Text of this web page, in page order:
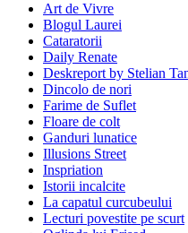
Art de Vivre
Blogul Laurei
Cataratorii
Daily Renate
Deskreport by Stelian
Dincolo de nori
Farime de Suflet
Floare de colt
Ganduri lunatice
Illusions Street
Inspriation
Istorii incalcite
La capatul curcubeului
Lecturi povestite pe scurt